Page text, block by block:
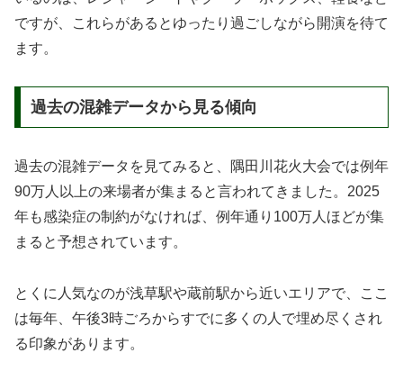
ですが、これらがあるとゆったり過ごしながら開演を待て
ます。
過去の混雑データから見る傾向
過去の混雑データを見てみると、隅田川花火大会では例年
90万人以上の来場者が集まると言われてきました。2025
年も感染症の制約がなければ、例年通り100万人ほどが集
まると予想されています。
とくに人気なのが浅草駅や蔵前駅から近いエリアで、ここ
は毎年、午後3時ごろからすでに多くの人で埋め尽くされ
る印象があります。